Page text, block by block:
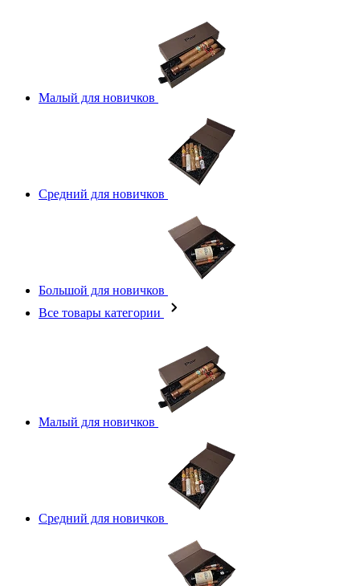
Малый для новичков
Средний для новичков
Большой для новичков
Все товары категории
Малый для новичков
Средний для новичков